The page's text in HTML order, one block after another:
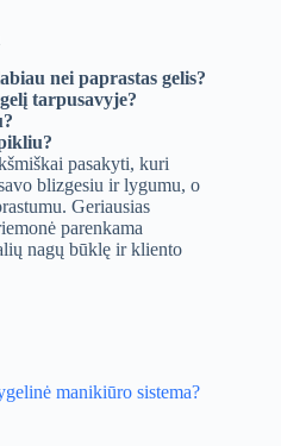
nei paprastas gelis?
tarpusavyje?
pasakyti, kuri
blizgesiu ir lygumu, o
Geriausias
parenkama
nagų būklę ir kliento
manikiūro sistema?